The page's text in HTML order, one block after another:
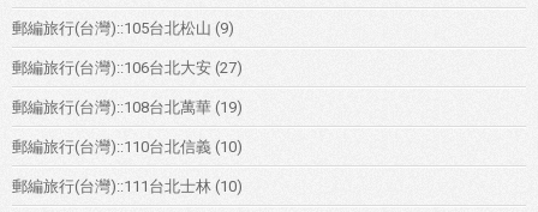
郵編旅行(台灣)::105台北松山 (9)
郵編旅行(台灣)::106台北大安 (27)
郵編旅行(台灣)::108台北萬華 (19)
郵編旅行(台灣)::110台北信義 (10)
郵編旅行(台灣)::111台北士林 (10)